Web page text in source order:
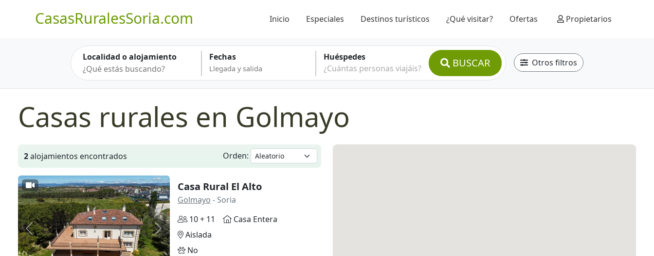
CasasRuralesSoria.com Inicio Especiales Destinos turísticos ¿Qué visitar? Ofertas Propietarios
Localidad o alojamiento Fechas
Huéspedes
¿Cuántas personas viajáis?
BUSCAR Otros filtros
Casas rurales en Golmayo
2alojamientos encontrados Orden:
Anterior Siguiente
Casa Rural El Alto
Golmayo - Soria
10 + 11
Casa Entera
Aislada
No